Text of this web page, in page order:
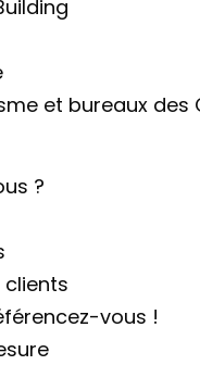
et bureaux des
?
clients
vous !